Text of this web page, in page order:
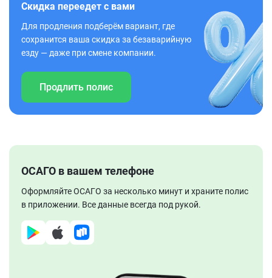
Скидка переедет с вами
Для продления подберём вариант, где
сохранится ваша скидка за безаварийную
езду — даже при смене компании.
Продлить полис
ОСАГО в вашем телефоне
Оформляйте ОСАГО за несколько минут и храните полис
в приложении. Все данные всегда под рукой.